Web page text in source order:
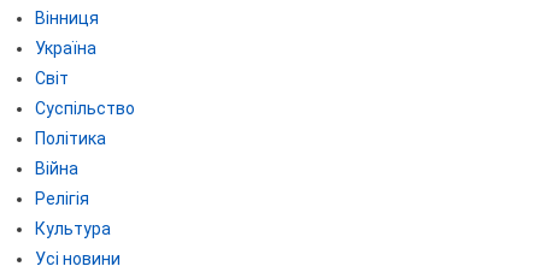
Вінниця
Україна
Світ
Суспільство
Політика
Війна
Релігія
Культура
Усі новини